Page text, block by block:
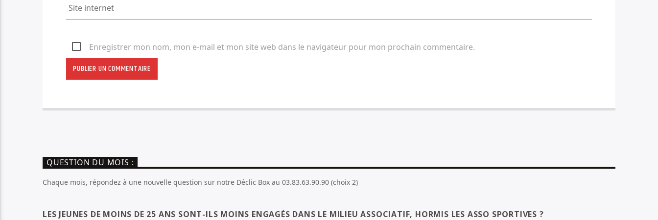
Enregistrer mon nom, mon e-mail et mon site web dans le navigateur pour mon prochain commentaire.
QUESTION DU MOIS :
Chaque mois, répondez à une nouvelle question sur notre Déclic Box au 03.83.63.90.90 (choix 2)
LES JEUNES DE MOINS DE 25 ANS SONT-ILS MOINS ENGAGÉS DANS LE MILIEU ASSOCIATIF, HORMIS LES ASSO SPORTIVES ?